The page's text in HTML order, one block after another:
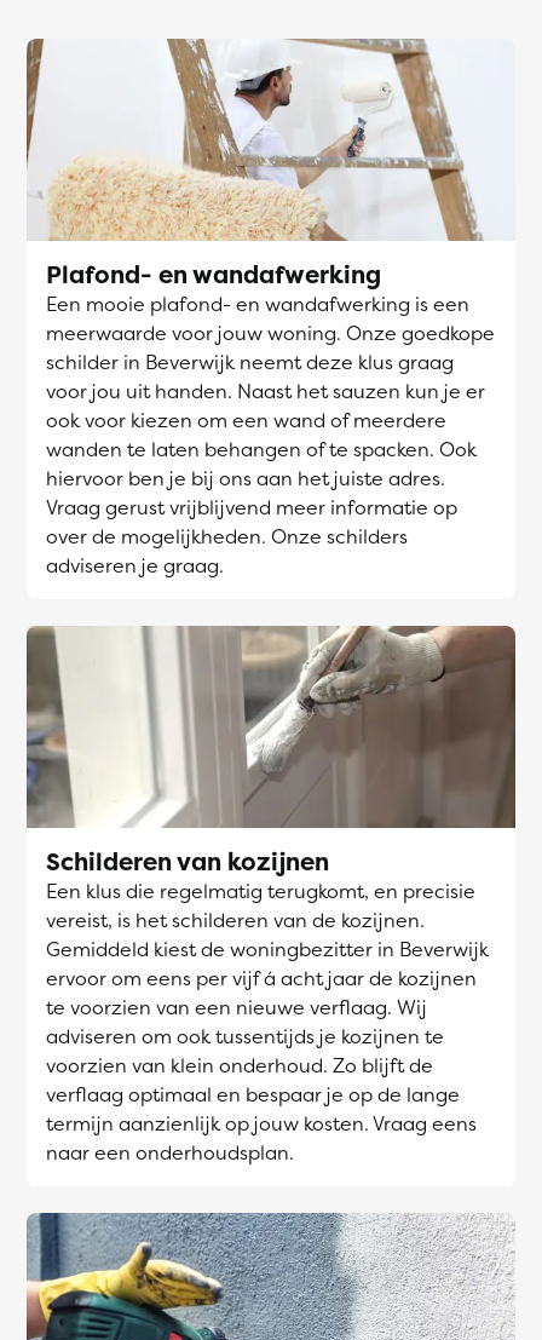
Plafond- en wandafwerking
Een mooie plafond- en wandafwerking is een
meerwaarde voor jouw woning. Onze goedkope
schilder in Beverwijk neemt deze klus graag
voor jou uit handen. Naast het sauzen kun je er
ook voor kiezen om een wand of meerdere
wanden te laten behangen of te spacken. Ook
hiervoor ben je bij ons aan het juiste adres.
Vraag gerust vrijblijvend meer informatie op
over de mogelijkheden. Onze schilders
adviseren je graag.
Schilderen van kozijnen
Een klus die regelmatig terugkomt, en precisie
vereist, is het schilderen van de kozijnen.
Gemiddeld kiest de woningbezitter in Beverwijk
ervoor om eens per vijf á acht jaar de kozijnen
te voorzien van een nieuwe verflaag. Wij
adviseren om ook tussentijds je kozijnen te
voorzien van klein onderhoud. Zo blijft de
verflaag optimaal en bespaar je op de lange
termijn aanzienlijk op jouw kosten. Vraag eens
naar een onderhoudsplan.